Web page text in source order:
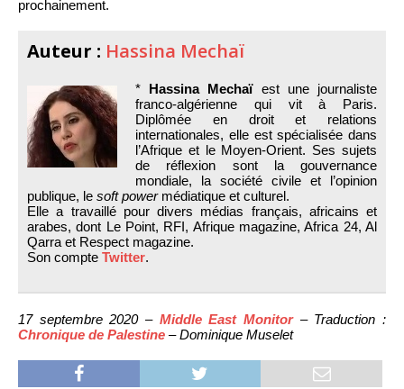
prochainement.
Auteur : Hassina Mechaï
* Hassina Mechaïest une journaliste
franco-algérienne qui vit à Paris.
Diplômée en droit et relations
internationales, elle est spécialisée dans
l’Afrique et le Moyen-Orient. Ses sujets
de réflexion sont la gouvernance
mondiale, la société civile et l’opinion
publique, le soft powermédiatique et culturel.
Elle a travaillé pour divers médias français, africains et
arabes, dont Le Point, RFI, Afrique magazine, Africa 24, Al
Qarra et Respect magazine.
Son compte Twitter.
17 septembre 2020 – Middle East Monitor– Traduction :
Chronique de Palestine – Dominique Muselet